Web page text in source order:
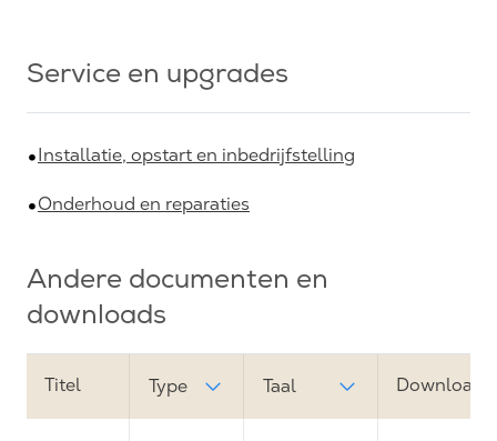
Service en upgrades
Installatie, opstart en inbedrijfstelling
Onderhoud en reparaties
Andere documenten en
downloads
Titel Type Taal